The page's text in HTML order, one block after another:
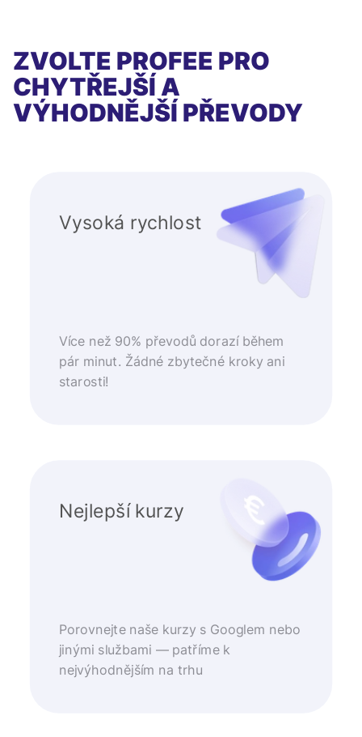
ZVOLTE PROFEE PRO
CHYTŘEJŠÍ A
VÝHODNĚJŠÍ PŘEVODY
Vysoká rychlost
Více než 90% převodů dorazí během
pár minut. Žádné zbytečné kroky ani
starosti!
Nejlepší kurzy
Porovnejte naše kurzy s Googlem nebo
jinými službami — patříme k
nejvýhodnějším na trhu